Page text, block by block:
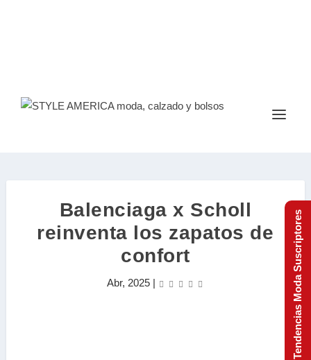
Balenciaga x Scholl
reinventa los zapatos de
confort
Abr, 2025| Tendencias Moda Suscriptores